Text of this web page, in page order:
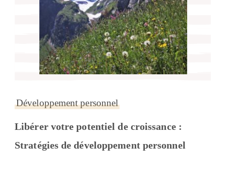
Développement personnel
Libérer votre potentiel de croissance :
Stratégies de développement personnel